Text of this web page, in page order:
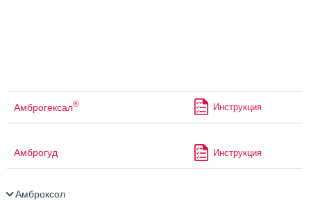
Амброгексал® Инструкция
Амброгуд Инструкция
Амброксол